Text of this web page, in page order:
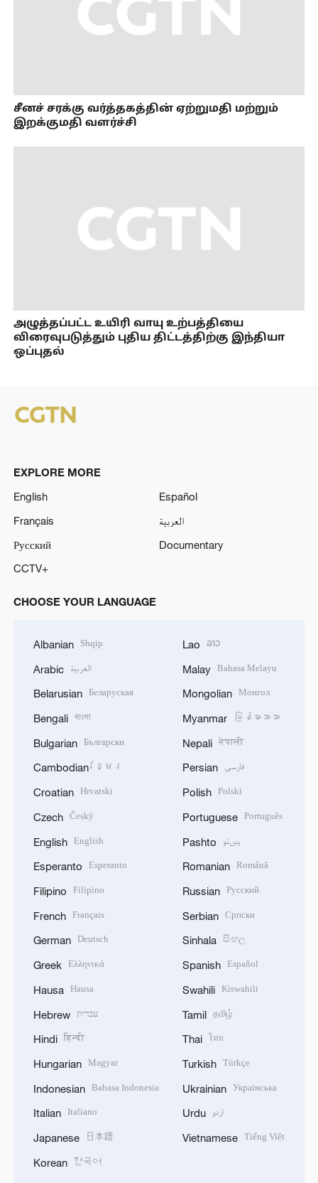
சீனச் சரக்கு வர்த்தகத்தின் ஏற்றுமதி மற்றும்
இறக்குமதி வளர்ச்சி
அழுத்தப்பட்ட உயிரி வாயு உற்பத்தியை
விரைவுபடுத்தும் புதிய திட்டத்திற்கு இந்தியா
ஒப்புதல்
EXPLORE MORE
English
Español
Français
العربية
Русский
Documentary
CCTV+
CHOOSE YOUR LANGUAGE
Albanian Shqip
Arabic العربية
Belarusian Беларуская
Bengali বাংলা
Bulgarian Български
Cambodian ខ្មែរ
Croatian Hrvatski
Czech Český
English English
Esperanto Esperanto
Filipino Filipino
French Français
German Deutsch
Greek Ελληνικά
Hausa Hausa
Hebrew עברית
Hindi हिन्दी
Hungarian Magyar
Indonesian Bahasa Indonesia
Italian Italiano
Japanese 日本語
Korean 한국어
Lao ລາວ
Malay Bahasa Melayu
Mongolian Монгол
Myanmar မြန်မာဘာသာ
Nepali नेपाली
Persian فارسی
Polish Polski
Portuguese Português
Pashto پښتو
Romanian Română
Russian Русский
Serbian Српски
Sinhala සිංහල
Spanish Español
Swahili Kiswahili
Tamil தமிழ்
Thai ไทย
Turkish Türkçe
Ukrainian Українська
Urdu اردو
Vietnamese Tiếng Việt